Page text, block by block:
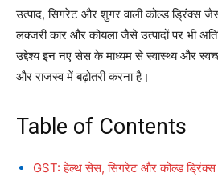
उत्पाद, सिगरेट और शुगर वाली कोल्ड ड्रिंक्स
लक्जरी कार और कोयला जैसे उत्पादों पर भी
उद्देश्य इन नए सेस के माध्यम से स्वास्थ्य और
और राजस्व में बढ़ोतरी करना है।
Table of Contents
GST: हेल्थ सेस, सिगरेट और कोल्ड ड्रिंक्स